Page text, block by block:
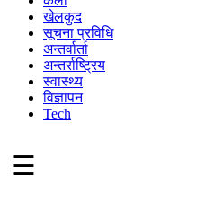
खेलकुद
सूचना प्रविधि
अन्तर्वार्ता
अन्तर्राष्ट्रिय
स्वास्थ्य
विज्ञापन
Tech
☰